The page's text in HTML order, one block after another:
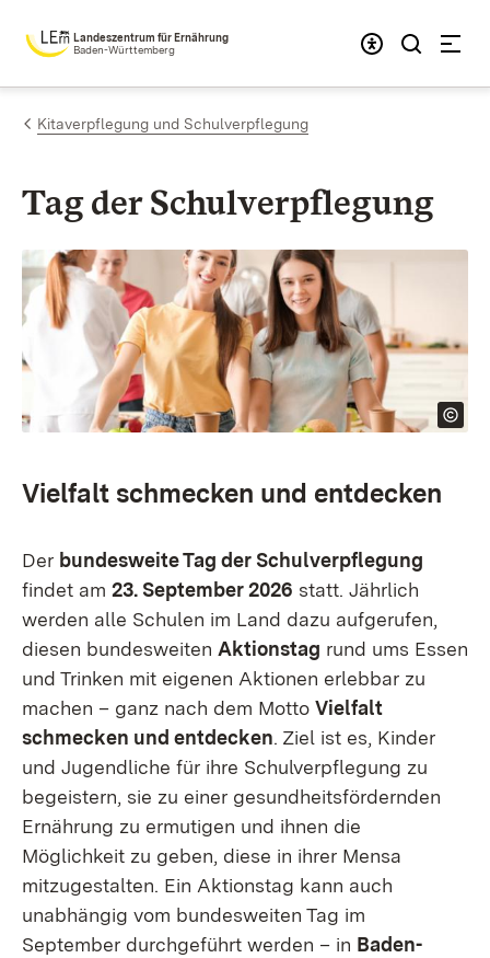
Zum Inhalt springen
Landeszentrum für Ernährung
Baden-Württemberg
Kitaverpflegung und Schulverpflegung
Tag der Schul­verpflegung
Vielfalt schmecken und entdecken
Der bundesweite Tag der Schulverpflegung
findet am 23. September 2026 statt. Jährlich
werden alle Schulen im Land dazu aufgerufen,
diesen bundesweiten Aktionstag rund ums Essen
und Trinken mit eigenen Aktionen erlebbar zu
machen – ganz nach dem Motto Vielfalt
schmecken und entdecken. Ziel ist es, Kinder
und Jugendliche für ihre Schulverpflegung zu
begeistern, sie zu einer gesundheitsfördernden
Ernährung zu ermutigen und ihnen die
Möglichkeit zu geben, diese in ihrer Mensa
mitzugestalten. Ein Aktionstag kann auch
unabhängig vom bundesweiten Tag im
September durchgeführt werden – in Baden-